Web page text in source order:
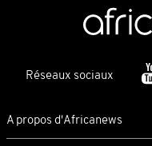
Réseaux sociaux
A propos d'Africanews